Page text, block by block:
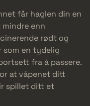
får haglen din en
enn
rødt og
som en tydelig
fra å passere.
at våpenet ditt
spillet ditt et